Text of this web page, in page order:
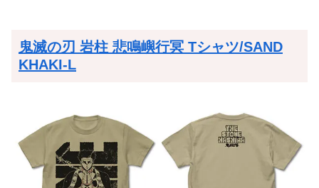
鬼滅の刃 岩柱 悲鳴嶼行冥 Tシャツ/SAND
KHAKI-L